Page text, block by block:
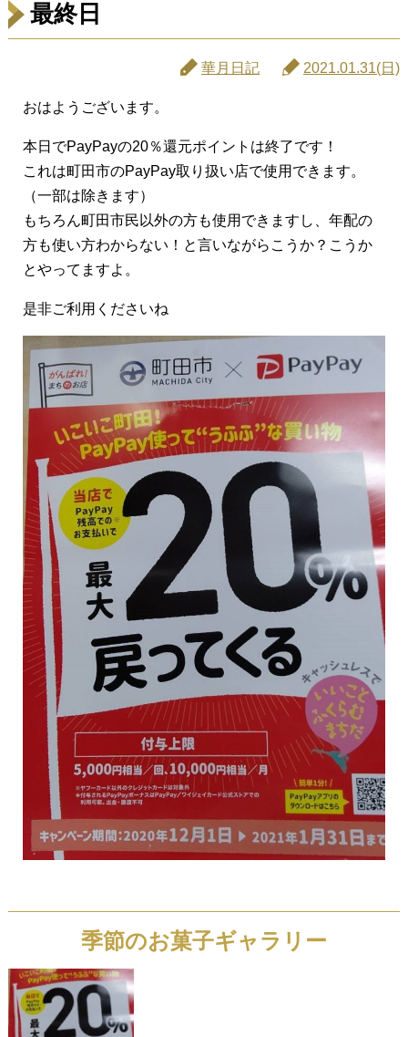
最終日
華月日記 2021.01.31(日)
おはようございます。
本日でPayPayの20％還元ポイントは終了です！
これは町田市のPayPay取り扱い店で使用できます。
（一部は除きます）
もちろん町田市民以外の方も使用できますし、年配の
方も使い方わからない！と言いながらこうか？こうか
とやってますよ。
是非ご利用くださいね
季節のお菓子ギャラリー